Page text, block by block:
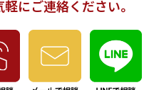
軽にご連絡ください。